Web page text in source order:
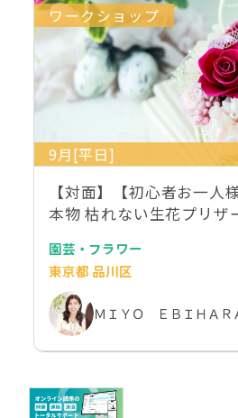
ワークショップ
9月[平日]
【対面】【初心者お一人
本物 枯れない生花プリ
園芸・フラワー
東京都 品川区
ＭＩＹＯ ＥＢＩＨＡＲ